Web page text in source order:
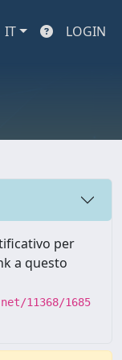
IT LOGIN
per
a questo
11368/1685